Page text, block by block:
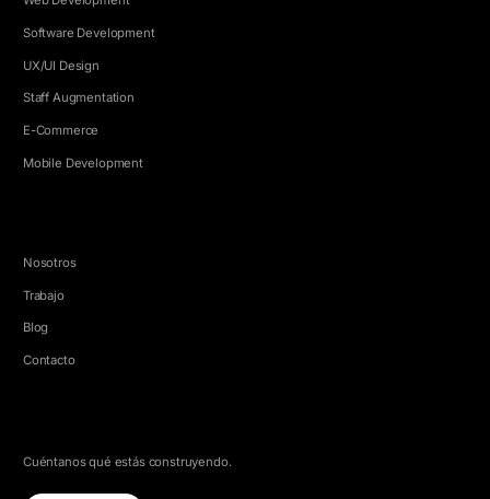
Software Development
UX/UI Design
Staff Augmentation
E-Commerce
Mobile Development
Nosotros
Trabajo
Blog
Contacto
Cuéntanos qué estás construyendo.